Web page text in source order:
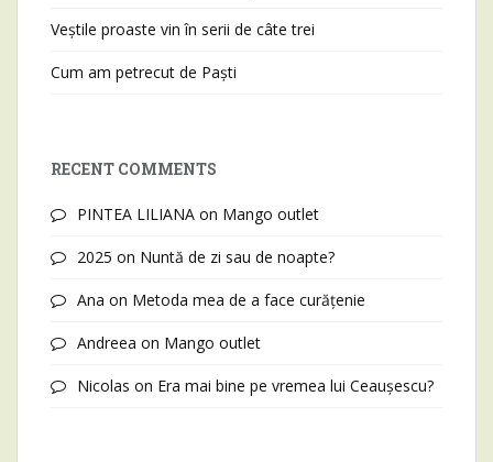
Veștile proaste vin în serii de câte trei
Cum am petrecut de Paști
RECENT COMMENTS
PINTEA LILIANA on Mango outlet
2025 on Nuntă de zi sau de noapte?
Ana on Metoda mea de a face curățenie
Andreea on Mango outlet
Nicolas on Era mai bine pe vremea lui Ceaușescu?